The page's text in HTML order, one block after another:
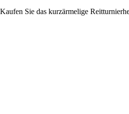
Kaufen Sie das kurzärmelige